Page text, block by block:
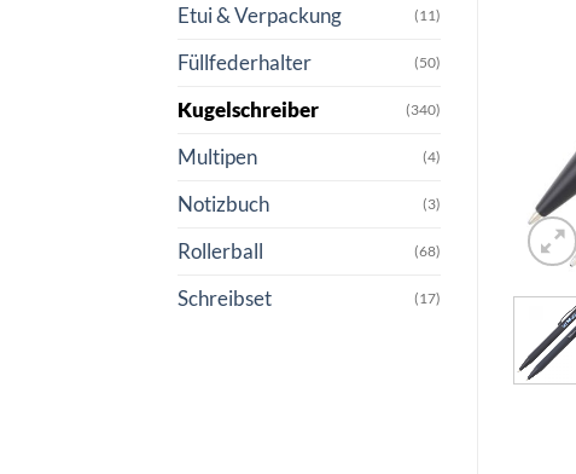
Etui & Verpackung (11)
Füllfederhalter (50)
Kugelschreiber (340)
Multipen (4)
Notizbuch (3)
Rollerball (68)
Schreibset (17)